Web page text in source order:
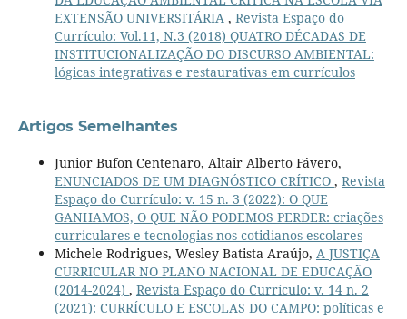
EXTENSÃO UNIVERSITÁRIA , Revista Espaço do
Currículo: Vol.11, N.3 (2018) QUATRO DÉCADAS DE
INSTITUCIONALIZAÇÃO DO DISCURSO AMBIENTAL:
lógicas integrativas e restaurativas em currículos
Artigos Semelhantes
Junior Bufon Centenaro, Altair Alberto Fávero,
ENUNCIADOS DE UM DIAGNÓSTICO CRÍTICO , Revista
Espaço do Currículo: v. 15 n. 3 (2022): O QUE
GANHAMOS, O QUE NÃO PODEMOS PERDER: criações
curriculares e tecnologias nos cotidianos escolares
Michele Rodrigues, Wesley Batista Araújo, A JUSTIÇA
CURRICULAR NO PLANO NACIONAL DE EDUCAÇÃO
(2014-2024) , Revista Espaço do Currículo: v. 14 n. 2
(2021): CURRÍCULO E ESCOLAS DO CAMPO: políticas e